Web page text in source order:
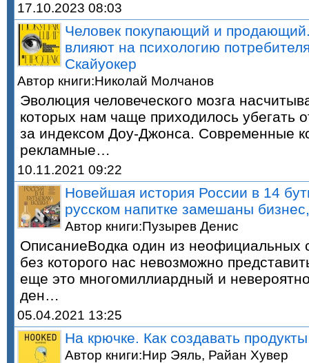
17.10.2023 08:03
Человек покупающий и
влияют на психологию
Скайуокер
Автор книги:Николай Молчанов
Эволюция человеческого мозга
которых нам чаще приходилось убегать
за индексом Доу-Джонса. Современные
рекламные…
10.11.2021 09:22
Новейшая история России в 14
русском напитке замешаны
Автор книги:Пузырев Денис
ОписаниеВодка один из неофициальных
без которого нас невозможно
еще это многомиллиардный и
ден…
05.04.2021 13:25
На крючке. Как создавать
Автор книги:Нир Эяль, Райан Хувер